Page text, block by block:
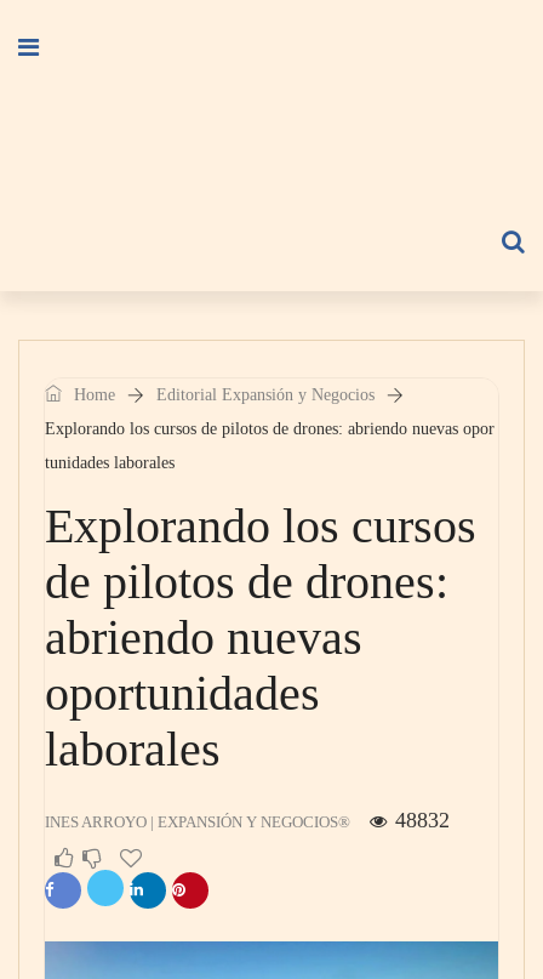
Home
Editorial Expansión y Negocios
Explorando los cursos de pilotos de drones: abriendo nuevas opor
tunidades laborales
Explorando los cursos
de pilotos de drones:
abriendo nuevas
oportunidades
laborales
INES ARROYO | EXPANSIÓN Y NEGOCIOS® 48832